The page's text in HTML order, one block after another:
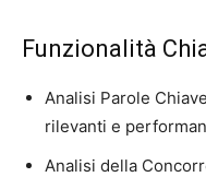
Funzionalità
Analisi Parole
rilevanti e
Analisi della